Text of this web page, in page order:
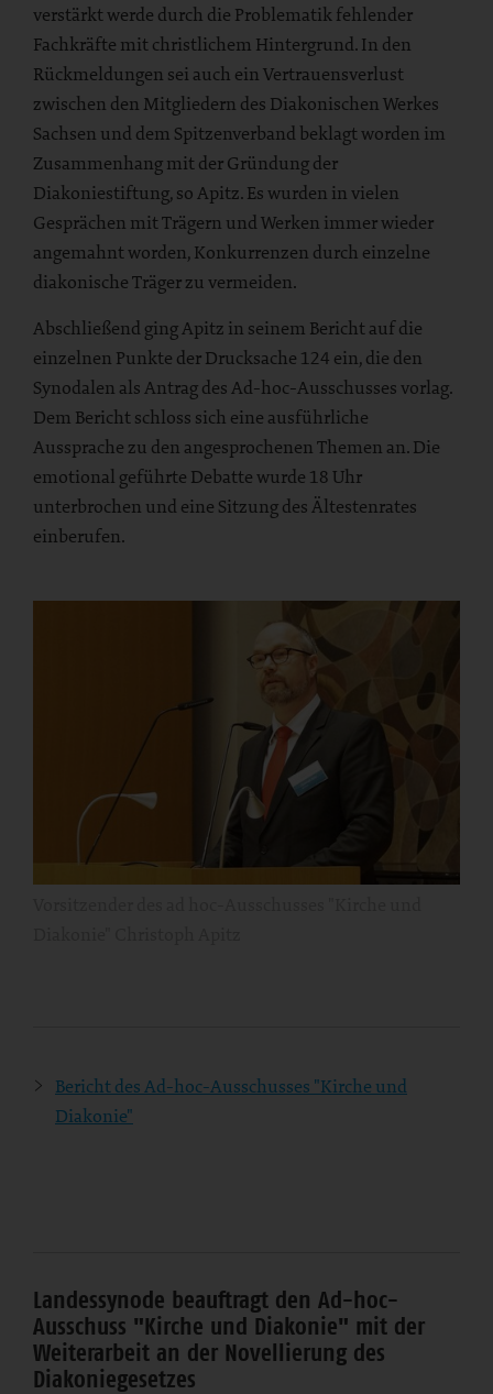
verstärkt werde durch die Problematik fehlender
Fachkräfte mit christlichem Hintergrund. In den
Rückmeldungen sei auch ein Vertrauensverlust
zwischen den Mitgliedern des Diakonischen Werkes
Sachsen und dem Spitzenverband beklagt worden im
Zusammenhang mit der Gründung der
Diakoniestiftung, so Apitz. Es wurden in vielen
Gesprächen mit Trägern und Werken immer wieder
angemahnt worden, Konkurrenzen durch einzelne
diakonische Träger zu vermeiden.
Abschließend ging Apitz in seinem Bericht auf die
einzelnen Punkte der Drucksache 124 ein, die den
Synodalen als Antrag des Ad-hoc-Ausschusses vorlag.
Dem Bericht schloss sich eine ausführliche
Aussprache zu den angesprochenen Themen an. Die
emotional geführte Debatte wurde 18 Uhr
unterbrochen und eine Sitzung des Ältestenrates
einberufen.
Bericht des Ad-hoc-Ausschusses "Kirche und
Diakonie"
Landessynode beauftragt den Ad-hoc-
Ausschuss "Kirche und Diakonie" mit der
Weiterarbeit an der Novellierung des
Diakoniegesetzes